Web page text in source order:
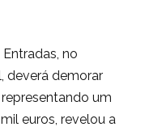
no
deverá demorar
um
euros, revelou a